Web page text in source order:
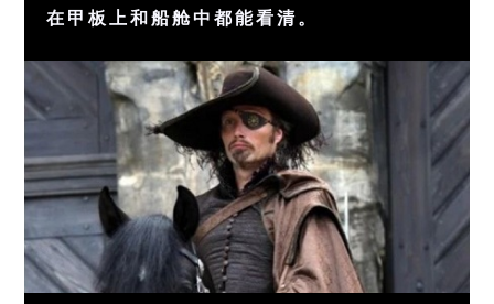
在甲板上和船舱中都能看清。